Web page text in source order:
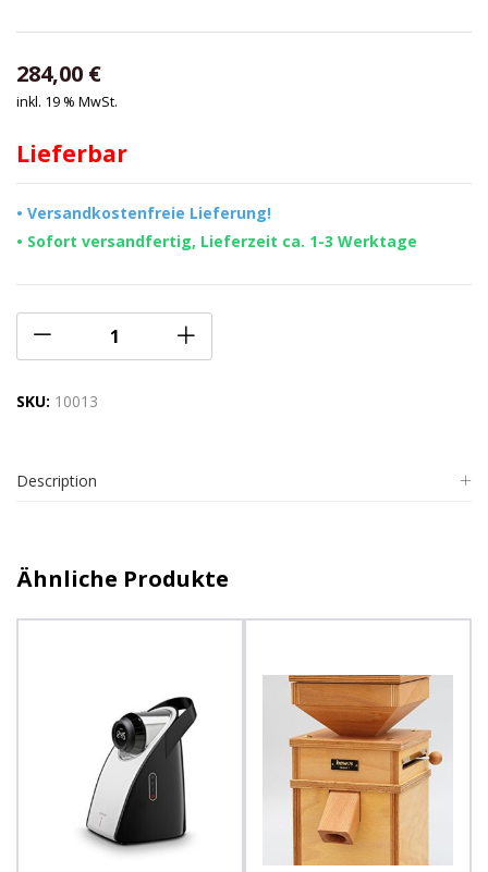
284,00 €
inkl. 19 % MwSt.
Lieferbar
• Versandkostenfreie Lieferung!
• Sofort versandfertig, Lieferzeit ca. 1-3 Werktage
SKU: 10013
Description
Ähnliche Produkte